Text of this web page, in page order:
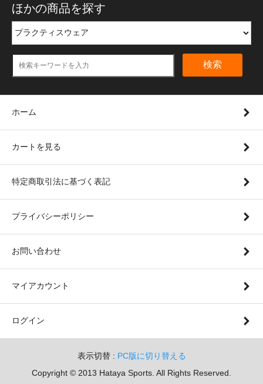
ほかの商品を探す
検索
ホーム
カートを見る
特定商取引法に基づく表記
プライバシーポリシー
お問い合わせ
マイアカウント
ログイン
表示切替 : PC版に切り替える
Copyright © 2013 Hataya Sports. All Rights Reserved.